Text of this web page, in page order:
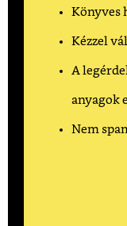
Könyves
Kézzel
A
anyagok
Nem